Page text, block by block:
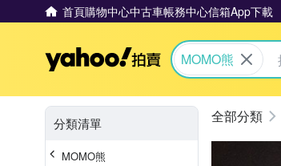
首頁購物中心中古車帳務中心信箱App下載
Yahoo拍賣
MOMO熊
分類清單
MOMO熊